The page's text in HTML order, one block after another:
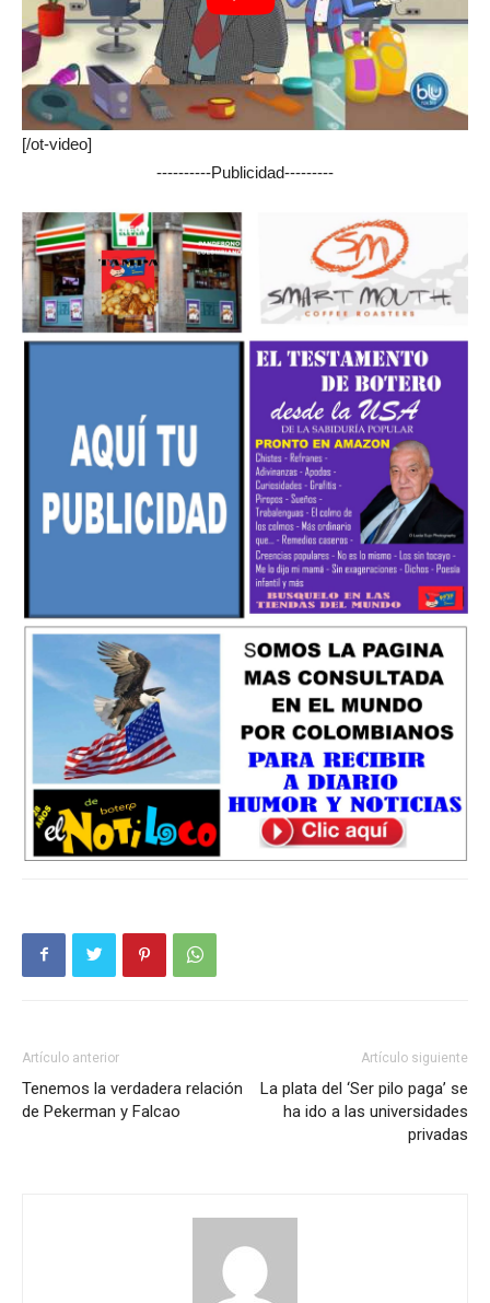
[/ot-video]
----------Publicidad---------
Artículo anterior
Tenemos la verdadera relación
de Pekerman y Falcao
Artículo siguiente
La plata del ‘Ser pilo paga’ se
ha ido a las universidades
privadas